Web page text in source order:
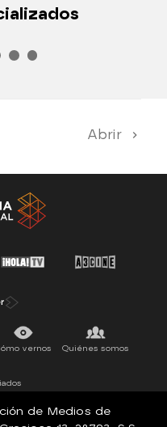
Abrir
vernos Quiénes somos
de Medios de